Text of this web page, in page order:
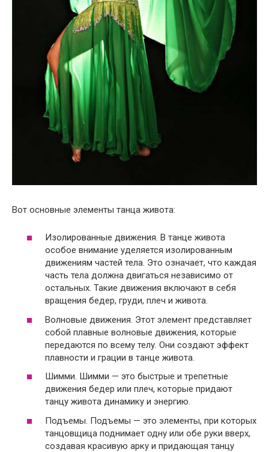
Вот основные элементы танца живота:
Изолированные движения. В танце живота
особое внимание уделяется изолированным
движениям частей тела. Это означает, что каждая
часть тела должна двигаться независимо от
остальных. Такие движения включают в себя
вращения бедер, груди, плеч и живота.
Волновые движения. Этот элемент представляет
собой плавные волновые движения, которые
передаются по всему телу. Они создают эффект
плавности и грации в танце живота.
Шимми. Шимми — это быстрые и трепетные
движения бедер или плеч, которые придают
танцу живота динамику и энергию.
Подъемы. Подъемы — это элементы, при которых
танцовщица поднимает одну или обе руки вверх,
создавая красивую арку и придающая танцу